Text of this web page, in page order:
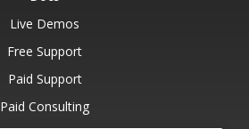
Live Demos
Free Support
Paid Support
Paid Consulting